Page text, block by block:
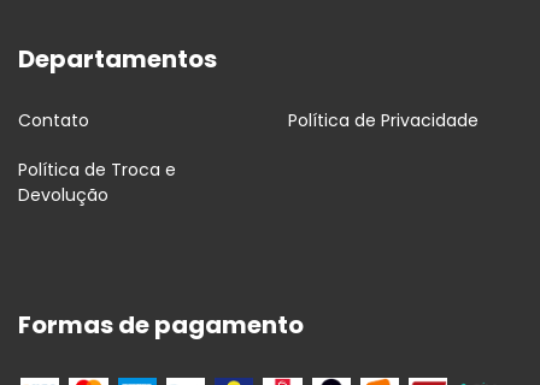
Departamentos
Contato Política de Privacidade
Política de Troca e
Devolução
Formas de pagamento